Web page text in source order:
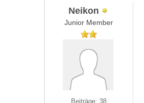
Neikon
Junior Member
Beiträge: 38